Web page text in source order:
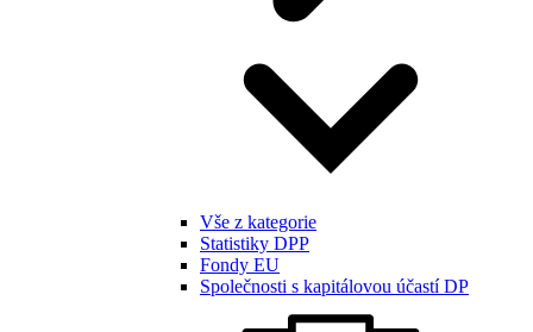
Vše z kategorie
Statistiky DPP
Fondy EU
Společnosti s kapitálovou účastí DP